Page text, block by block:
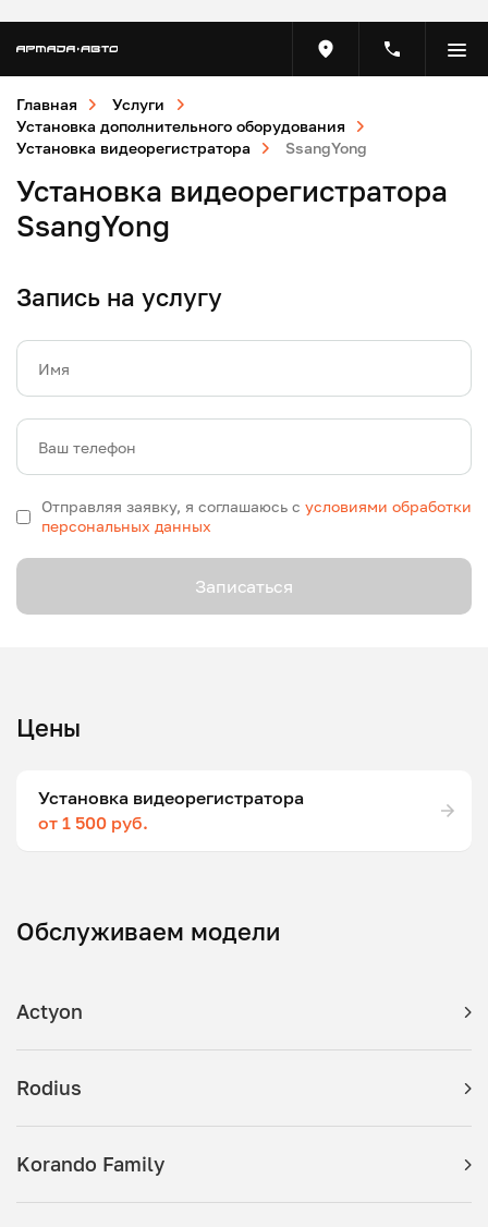
Главная
Услуги
Установка дополнительного оборудования
Установка видеорегистратора
SsangYong
Установка видеорегистратора
SsangYong
Запись на услугу
Имя
Ваш телефон
Отправляя заявку, я соглашаюсь с условиями обработки
персональных данных
Записаться
Цены
Установка видеорегистратора
от 1 500 руб.
Обслуживаем модели
Actyon
Rodius
Korando Family